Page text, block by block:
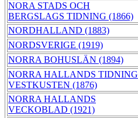
NORA STADS OCH
BERGSLAGS TIDNING (1866)
NORDHALLAND (1883)
NORDSVERIGE (1919)
NORRA BOHUSLÄN (1894)
NORRA HALLANDS TIDNING
VESTKUSTEN (1876)
NORRA HALLANDS
VECKOBLAD (1921)